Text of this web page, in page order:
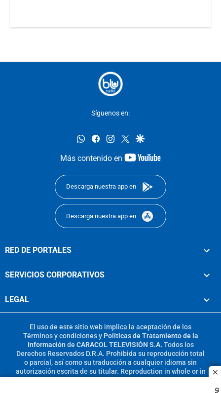
Síguenos en:
whatsappfacebookinstagram
twittergoogle
Más contenido en
youtube-
Descarga nuestra app en
Descarga nuestra app en
RED DE PORTALES
SERVICIOS CORPORATIVOS
LEGAL
El uso de este sitio web implica la aceptación de los
Términos y condicionesy Políticas de Tratamiento de la
Información de CARACOL TELEVISIÓN S.A. Todos los
Derechos Reservados D.R.A. Prohibida su reproducción total
o parcial, así como su traducción a cualquier idioma sin
autorización escrita de su titular. Reproduction in whole or in